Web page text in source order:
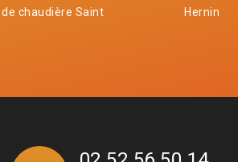
chaudière Saint
Hernin